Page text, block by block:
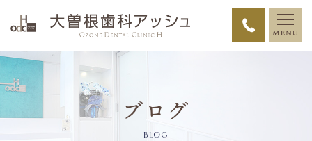
ブログ
BLOG